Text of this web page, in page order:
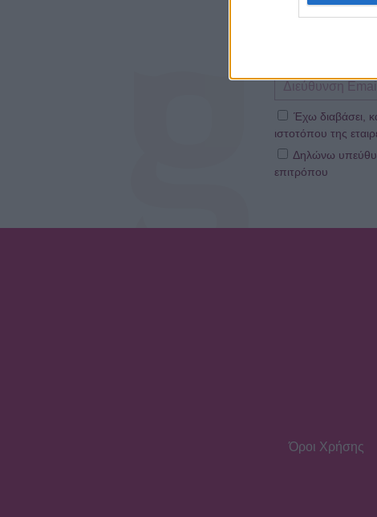
Έχω διαβάσει,
ιστοτόπου της
Δηλώνω
επιτρόπου
Όροι Χρήσης